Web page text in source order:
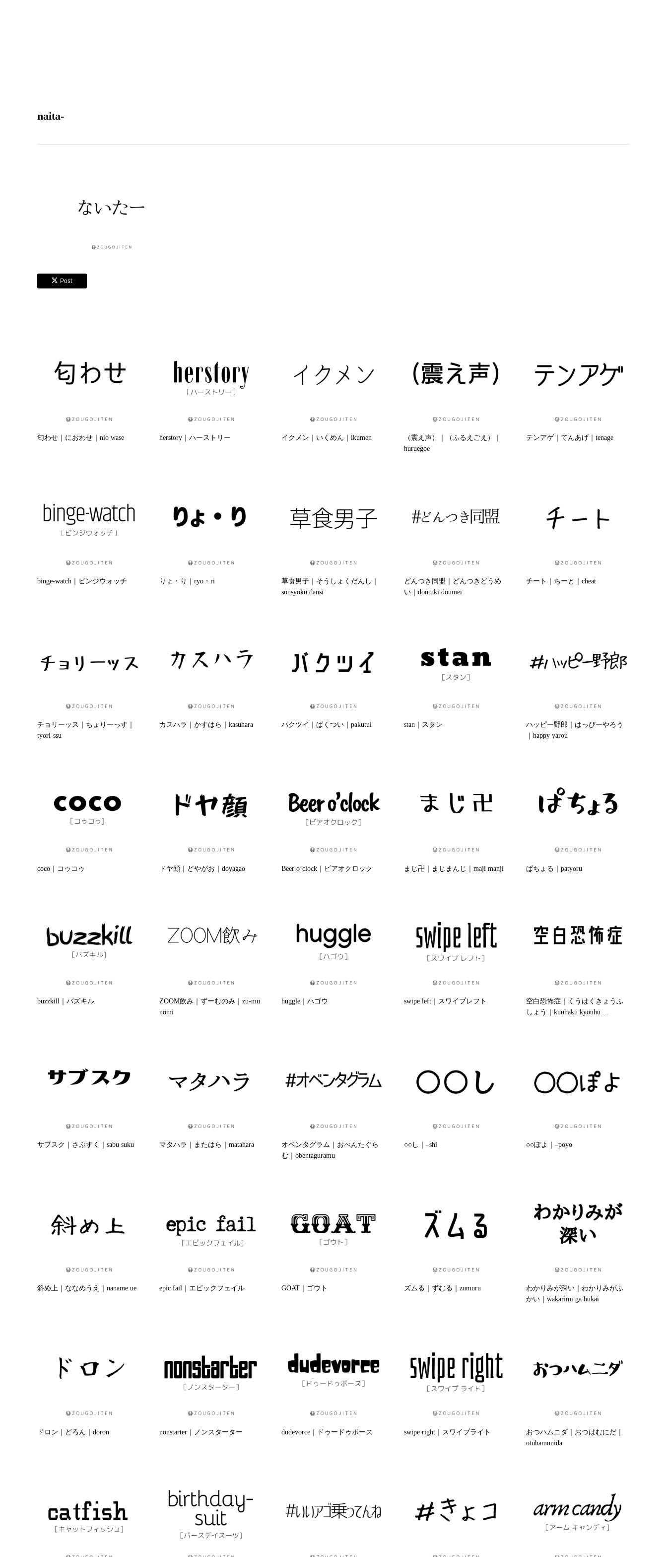
naita-
Post
匂わせ｜におわせ｜nio wase herstory｜ハーストリー イクメン｜いくめん｜ikumen
（震え声）｜（ふるえごえ）｜
huruegoe
テンアゲ｜てんあげ｜tenage
binge-watch｜ビンジウォッチ りょ・り｜ryo・ri
草食男子｜そうしょくだんし｜
sousyoku dansi
どんつき同盟｜どんつきどうめ
い｜dontuki doumei
チート｜ちーと｜cheat
チョリーッス｜ちょりーっす｜
tyori-ssu
カスハラ｜かすはら｜kasuhara パクツイ｜ぱくつい｜pakutui stan｜スタン
ハッピー野郎｜はっぴーやろう
｜happy yarou
coco｜コゥコゥ ドヤ顔｜どやがお｜doyagao Beer o’clock｜ビアオクロック まじ卍｜まじまんじ｜maji manji ぱちょる｜patyoru
buzzkill｜バズキル
ZOOM飲み｜ずーむのみ｜zu-mu
nomi
huggle｜ハゴウ swipe left｜スワイプレフト
空白恐怖症｜くうはくきょうふ
しょう｜kuuhaku kyouhu ...
サブスク｜さぶすく｜sabu suku マタハラ｜またはら｜matahara
オベンタグラム｜おべんたぐら
む｜obentaguramu
○○し｜–shi ○○ぽよ｜–poyo
斜め上｜ななめうえ｜naname ue epic fail｜エピックフェイル GOAT｜ゴウト ズムる｜ずむる｜zumuru
わかりみが深い｜わかりみがふ
かい｜wakarimi ga hukai
ドロン｜どろん｜doron nonstarter｜ノンスターター dudevorce｜ドゥードゥボース swipe right｜スワイプライト
おつハムニダ｜おつはむにだ｜
otuhamunida